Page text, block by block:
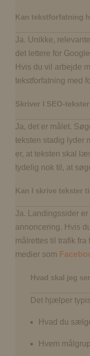
Kan tekstforfatning
Ja. Unikke,
det lettere for
Hvis du vil arbejde
tekstforfatning med
Skriver I SEO-
Ja, det er målet.
teksten stadig lyder
er, at teksten skal
tydelig nok til, at
Kan I skrive tekster
Ja. Landingssider
annoncering. Hvis
målrettes til trafik fra
medier som
Hvad skal jeg
Det hjælper
Hvad du
Hvem